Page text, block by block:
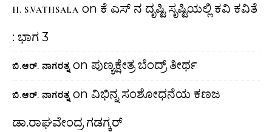
H. S.VATHSALA on ಕೆ ಎಸ್ ನ ದೃಷ್ಟಿ ಸೃಷ್ಟಿಯಲ್ಲಿ ಕವಿ ಕವಿತೆ
: ಭಾಗ 3
ಬಿ.ಆರ್. ನಾಗರತ್ನ on ಪುಣ್ಯಕ್ಷೇತ್ರ ಬೆಂದ್ರ್ ತೀರ್ಥ
ಬಿ.ಆರ್. ನಾಗರತ್ನ on ವಿಭಿನ್ನ ಸಂಶೋಧನೆಯ ಕಣಜ
ಡಾ.ರಾಘವೇಂದ್ರ ಗಡಗ್ಕರ್